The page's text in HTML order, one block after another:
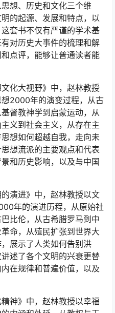
想、历史和文化三个维
的起源、发展和特点，以
套书不仅有严谨的学术基
对历史大事件的梳理和解
点评，能够让普通读者能
化大视野》中，赵林教授
2000年的演变过程，从古
督教神学到启蒙运动，从
义到社会主义，从存在主
想如何超越自我，走向未
想流派的主要观点和代表
和历史影响，以及与中国
演进》中，赵林教授以文
年的演进历程，从原始社
比伦，从古希腊罗马到中
命，从殖民扩张到世界大
展示了人类如何告别洪
述了各个文明的兴衰更替
在规律和普遍价值，以及
神》中，赵林教授以幸福